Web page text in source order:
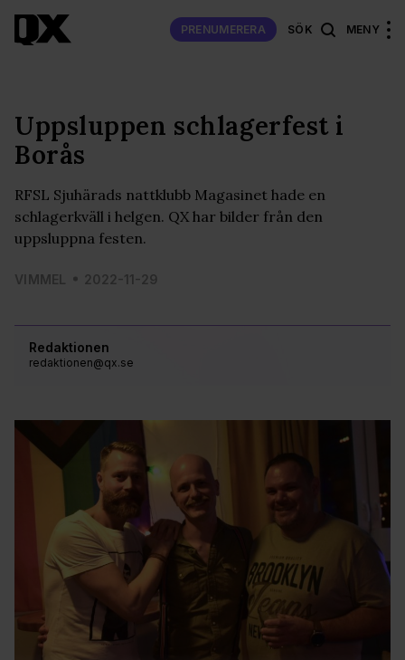
PRENUMERERA SÖK MENY
Redaktionen
redaktionen@qx.se
Uppsluppen schlagerfest i
Borås
RFSL Sjuhärads nattklubb Magasinet hade en
schlagerkväll i helgen. QX har bilder från den
uppsluppna festen.
VIMMEL 2022-11-29